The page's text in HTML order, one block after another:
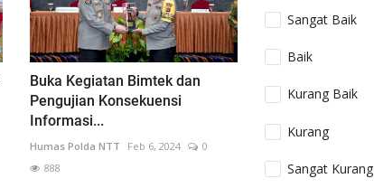
Buka Kegiatan Bimtek dan
Pengujian Konsekuensi
Informasi...
Humas Polda NTT Feb 6, 2024
0
888
Sangat Baik
Baik
Kurang Baik
Kurang
Sangat Kurang